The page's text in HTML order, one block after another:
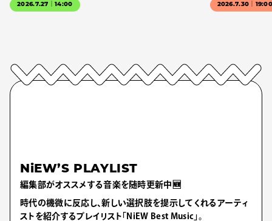
2026.7.27｜14:00 2026.7.30｜
NiEW’S PLAYLIST
編集部がオススメする音楽を随時更新中🆕
時代の機微に反応し、新しい選択肢を提示してくれるアーティ
ストを紹介するプレイリスト「NiEW Best Music」。